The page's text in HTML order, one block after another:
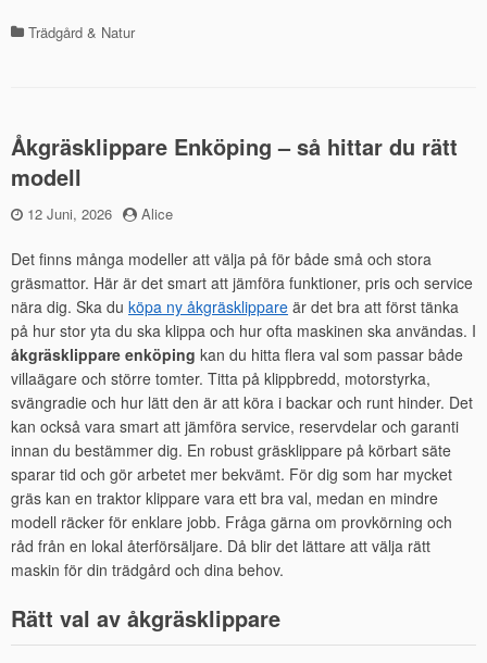
Kategorier
Trädgård & Natur
Åkgräsklippare Enköping – så hittar du rätt
modell
Publicerad
12 Juni, 2026 by
Alice
Det finns många modeller att välja på för både små och stora
gräsmattor. Här är det smart att jämföra funktioner, pris och service
nära dig. Ska du köpa ny åkgräsklippare är det bra att först tänka
på hur stor yta du ska klippa och hur ofta maskinen ska användas. I
åkgräsklippare enköping kan du hitta flera val som passar både
villaägare och större tomter. Titta på klippbredd, motorstyrka,
svängradie och hur lätt den är att köra i backar och runt hinder. Det
kan också vara smart att jämföra service, reservdelar och garanti
innan du bestämmer dig. En robust gräsklippare på körbart säte
sparar tid och gör arbetet mer bekvämt. För dig som har mycket
gräs kan en traktor klippare vara ett bra val, medan en mindre
modell räcker för enklare jobb. Fråga gärna om provkörning och
råd från en lokal återförsäljare. Då blir det lättare att välja rätt
maskin för din trädgård och dina behov.
Rätt val av åkgräsklippare